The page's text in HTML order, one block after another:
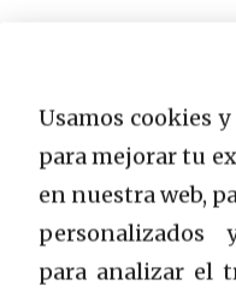
sexual. El ácido
tipo particular de
encontrado en
células productoras
Usamos cookies
para mejorar tu
en nuestra web,
personalizados
para analizar el